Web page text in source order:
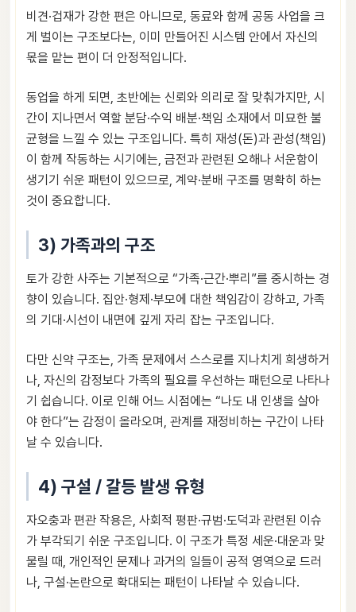
비견·겁재가 강한 편은 아니므로, 동료와 함께 공동 사업을 크
게 벌이는 구조보다는, 이미 만들어진 시스템 안에서 자신의
몫을 맡는 편이 더 안정적입니다.
동업을 하게 되면, 초반에는 신뢰와 의리로 잘 맞춰가지만, 시
간이 지나면서 역할 분담·수익 배분·책임 소재에서 미묘한 불
균형을 느낄 수 있는 구조입니다. 특히 재성(돈)과 관성(책임)
이 함께 작동하는 시기에는, 금전과 관련된 오해나 서운함이
생기기 쉬운 패턴이 있으므로, 계약·분배 구조를 명확히 하는
것이 중요합니다.
3) 가족과의 구조
토가 강한 사주는 기본적으로 “가족·근간·뿌리”를 중시하는 경
향이 있습니다. 집안·형제·부모에 대한 책임감이 강하고, 가족
의 기대·시선이 내면에 깊게 자리 잡는 구조입니다.
다만 신약 구조는, 가족 문제에서 스스로를 지나치게 희생하거
나, 자신의 감정보다 가족의 필요를 우선하는 패턴으로 나타나
기 쉽습니다. 이로 인해 어느 시점에는 “나도 내 인생을 살아
야 한다”는 감정이 올라오며, 관계를 재정비하는 구간이 나타
날 수 있습니다.
4) 구설 / 갈등 발생 유형
자오충과 편관 작용은, 사회적 평판·규범·도덕과 관련된 이슈
가 부각되기 쉬운 구조입니다. 이 구조가 특정 세운·대운과 맞
물릴 때, 개인적인 문제나 과거의 일들이 공적 영역으로 드러
나, 구설·논란으로 확대되는 패턴이 나타날 수 있습니다.